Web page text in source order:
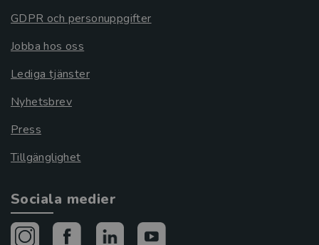
GDPR och personuppgifter
Jobba hos oss
Lediga tjänster
Nyhetsbrev
Press
Tillgänglighet
Sociala medier